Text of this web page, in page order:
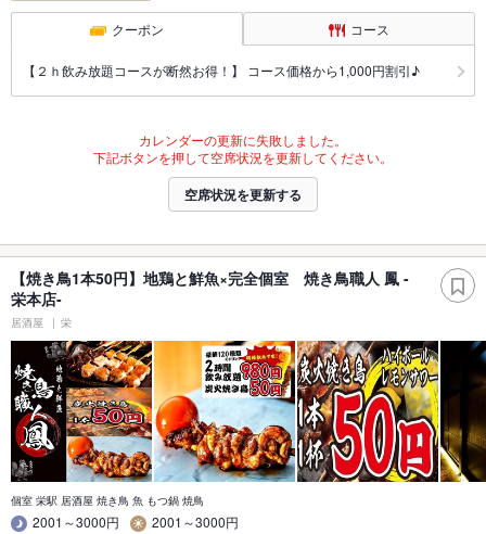
クーポン コース
【２ｈ飲み放題コースが断然お得！】 コース価格から1,000円割引♪
カレンダーの更新に失敗しました。
下記ボタンを押して空席状況を更新してください。
空席状況を更新する
【焼き鳥1本50円】地鶏と鮮魚×完全個室 焼き鳥職人 鳳 -
栄本店-
居酒屋 栄
個室 栄駅 居酒屋 焼き鳥 魚 もつ鍋 焼鳥
2001～3000円
2001～3000円